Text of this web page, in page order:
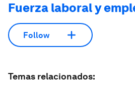
Fuerza laboral y
Follow
Temas relacionados: